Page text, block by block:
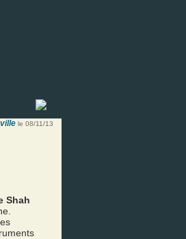
le 08/11/13
Shah